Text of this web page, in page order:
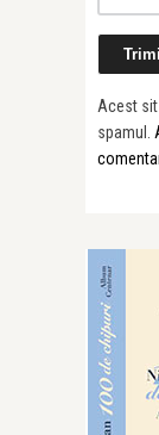
Acest
spamul.